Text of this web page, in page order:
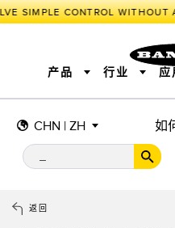
SIMPLE CONTROL WITHOUT
CHN | ZH 如
产品
传感器 测量解决方案
机器安全
工业无线
绝对值旋转编码器
行业 应
工业物联网与智能工厂
机器防护
追踪和跟踪
雷达应用
返回